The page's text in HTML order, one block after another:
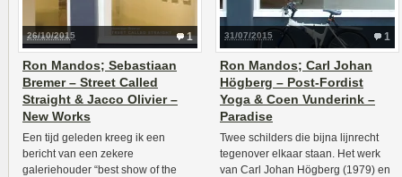
1
26/10/2015
Ron Mandos; Sebastiaan
Bremer – Street Called
Straight & Jacco Olivier –
New Works
Een tijd geleden kreeg ik een
bericht van een zekere
galeriehouder “best show of the
1
31/07/2015
Ron Mandos; Carl Johan
Högberg – Post-Fordist
Yoga & Coen Vunderink –
Paradise
Twee schilders die bijna lijnrecht
tegenover elkaar staan. Het werk
van Carl Johan Högberg (1979) en